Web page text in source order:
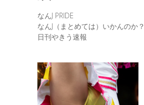
なんJ PRIDE
なんJ（まとめては）いかんのか？
日刊やきう速報